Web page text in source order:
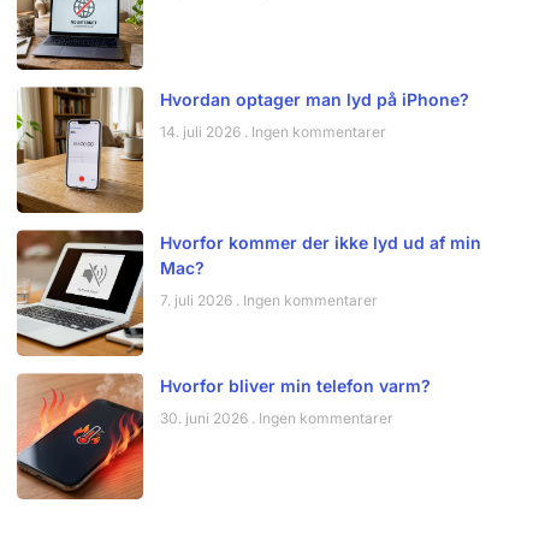
Hvordan optager man lyd på iPhone?
14. juli 2026 Ingen kommentarer
Hvorfor kommer der ikke lyd ud af min
Mac?
7. juli 2026 Ingen kommentarer
Hvorfor bliver min telefon varm?
30. juni 2026 Ingen kommentarer